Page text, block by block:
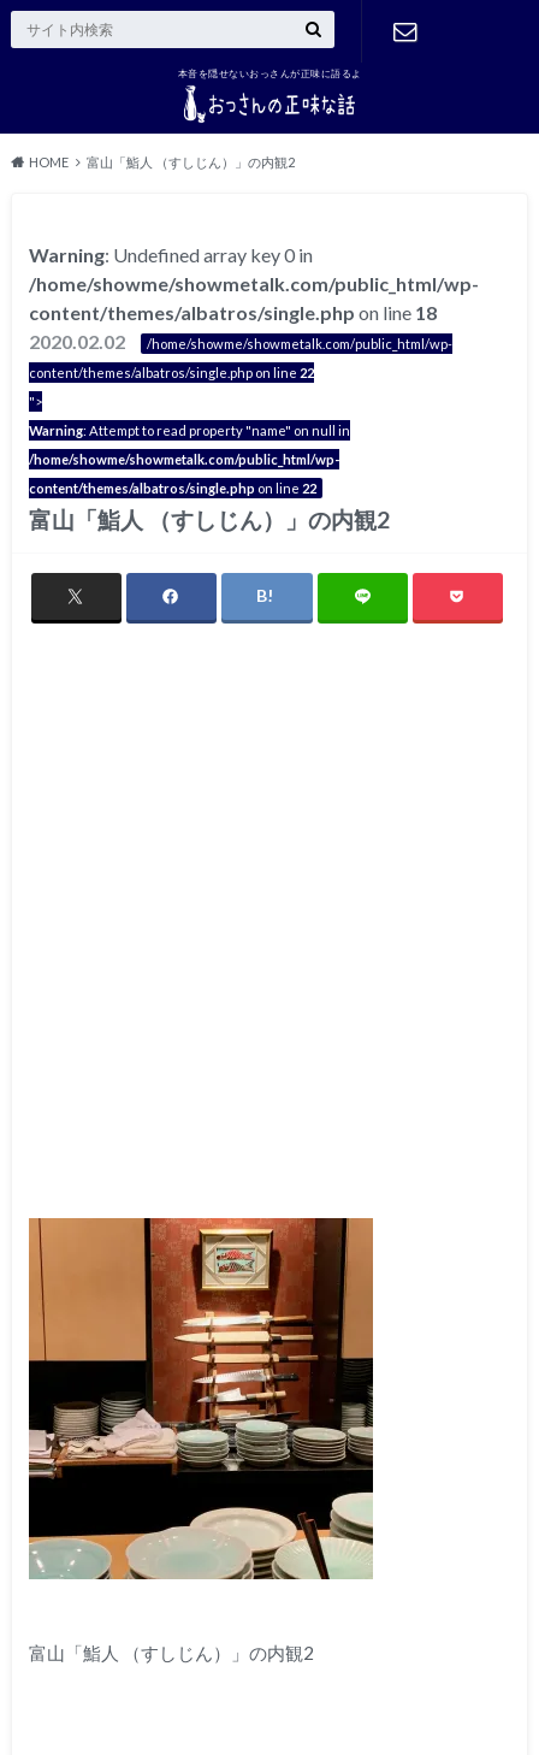
本音を隠せないおっさんが正味に語るよ
HOME 富山「鮨人 （すしじん）」の内観2
Warning: Undefined array key 0 in
/home/showme/showmetalk.com/public_html/wp-
content/themes/albatros/single.php on line 18
2020.02.02
/home/showme/showmetalk.com/public_html/wp-
content/themes/albatros/single.php on line 22
">
Warning: Attempt to read property "name" on null in
/home/showme/showmetalk.com/public_html/wp-
content/themes/albatros/single.php on line 22
富山「鮨人 （すしじん）」の内観2
富山「鮨人 （すしじん）」の内観2